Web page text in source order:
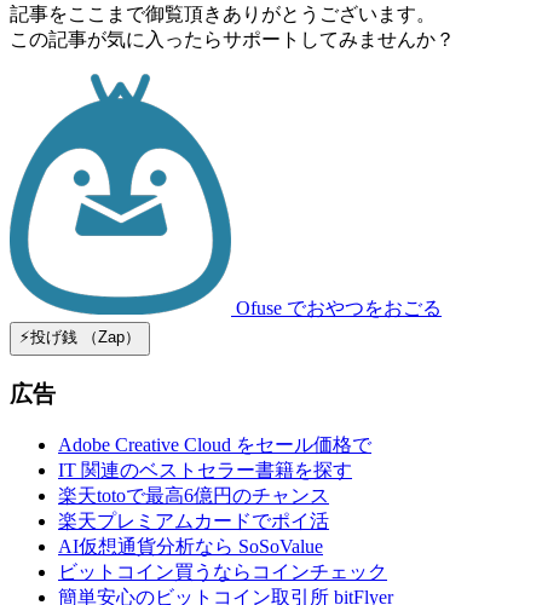
記事をここまで御覧頂きありがとうございます。
この記事が気に入ったらサポートしてみませんか？
Ofuse でおやつをおごる
⚡️投げ銭 （Zap）
広告
Adobe Creative Cloud をセール価格で
IT 関連のベストセラー書籍を探す
楽天totoで最高6億円のチャンス
楽天プレミアムカードでポイ活
AI仮想通貨分析なら SoSoValue
ビットコイン買うならコインチェック
簡単安心のビットコイン取引所 bitFlyer